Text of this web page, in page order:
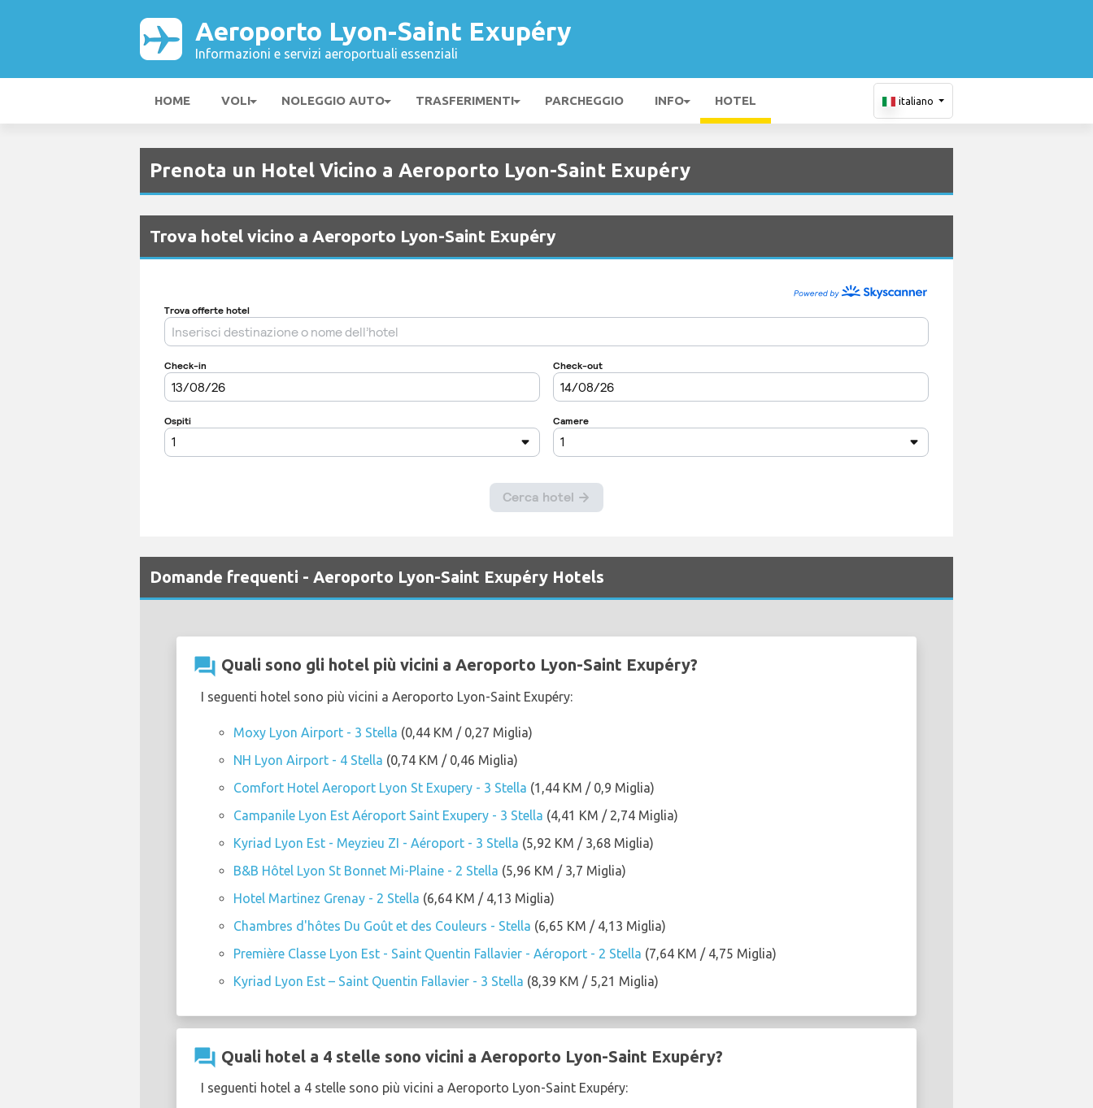
Aeroporto Lyon-Saint Exupéry
Informazioni e servizi aeroportuali essenziali
HOME VOLI NOLEGGIO AUTO TRASFERIMENTI PARCHEGGIO INFO HOTEL italiano
Prenota un Hotel Vicino a Aeroporto Lyon-Saint Exupéry
Trova hotel vicino a Aeroporto Lyon-Saint Exupéry
Domande frequenti - Aeroporto Lyon-Saint Exupéry Hotels
question_answer Quali sono gli hotel più vicini a Aeroporto Lyon-Saint Exupéry?
I seguenti hotel sono più vicini a Aeroporto Lyon-Saint Exupéry:
Moxy Lyon Airport - 3 Stella (0,44 KM / 0,27 Miglia)
NH Lyon Airport - 4 Stella (0,74 KM / 0,46 Miglia)
Comfort Hotel Aeroport Lyon St Exupery - 3 Stella (1,44 KM / 0,9 Miglia)
Campanile Lyon Est Aéroport Saint Exupery - 3 Stella (4,41 KM / 2,74 Miglia)
Kyriad Lyon Est - Meyzieu ZI - Aéroport - 3 Stella (5,92 KM / 3,68 Miglia)
B&B Hôtel Lyon St Bonnet Mi-Plaine - 2 Stella (5,96 KM / 3,7 Miglia)
Hotel Martinez Grenay - 2 Stella (6,64 KM / 4,13 Miglia)
Chambres d'hôtes Du Goût et des Couleurs - Stella (6,65 KM / 4,13 Miglia)
Première Classe Lyon Est - Saint Quentin Fallavier - Aéroport - 2 Stella (7,64 KM / 4,75 Miglia)
Kyriad Lyon Est – Saint Quentin Fallavier - 3 Stella (8,39 KM / 5,21 Miglia)
question_answer Quali hotel a 4 stelle sono vicini a Aeroporto Lyon-Saint Exupéry?
I seguenti hotel a 4 stelle sono più vicini a Aeroporto Lyon-Saint Exupéry: